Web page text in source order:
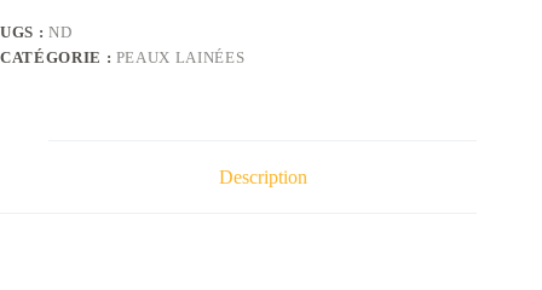
UGS : ND
CATÉGORIE : PEAUX LAINÉES
Description